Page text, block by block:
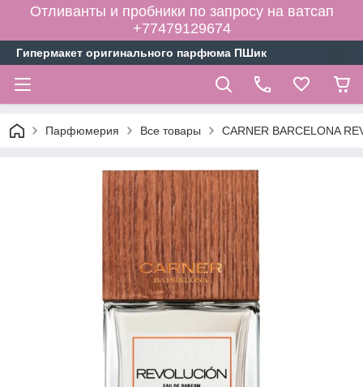
Отливанты и пробники по запросу на ватсап
+77479129674
Гипермакет оригинального парфюма ПШик
Парфюмерия Все товары CARNER BARCELONA